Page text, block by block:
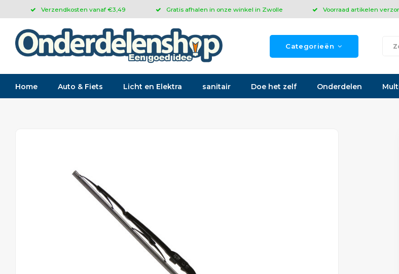
Verzendkosten vanaf €3,49 Gratis afhalen in onze winkel in Zwolle Voorraad artikelen
Categorieën
Home Auto & Fiets Licht en Elektra sanitair Doe het zelf Onderdelen